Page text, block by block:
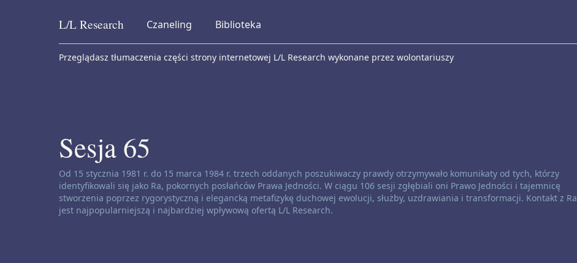
Skip to content
L/L Research Czaneling Biblioteka
Przeglądasz tłumaczenia części strony internetowej L/L Research wykonane przez wolontariuszy
Sesja 65
Zastrzeżenie dotyczące kanałów:
Od 15 stycznia 1981 r. do 15 marca 1984 r. trzech oddanych poszukiwaczy prawdy otrzymywało komunikaty od tych, którzy
identyfikowali się jako Ra, pokornych posłańców Prawa Jedności. W ciągu 106 sesji zgłębiali oni Prawo Jedności i tajemnicę
stworzenia poprzez rygorystyczną i elegancką metafizykę duchowej ewolucji, służby, uzdrawiania i transformacji. Kontakt z Ra
jest najpopularniejszą i najbardziej wpływową ofertą L/L Research.